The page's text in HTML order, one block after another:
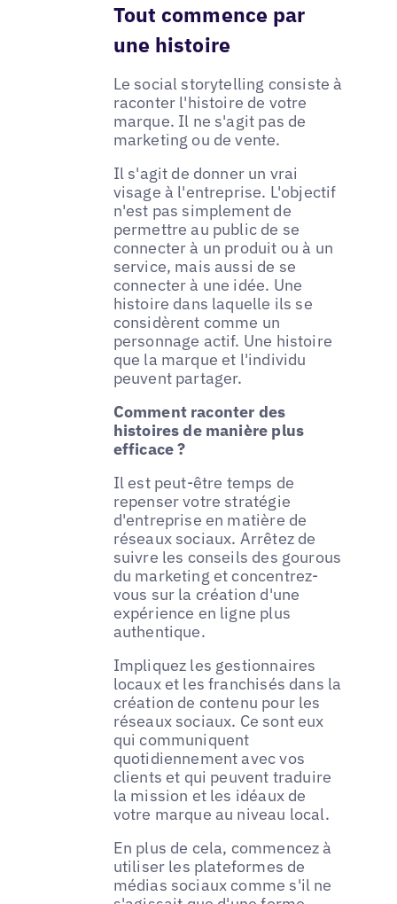
Tout commence par
une histoire
Le social storytelling consiste à
raconter l'histoire de votre
marque. Il ne s'agit pas de
marketing ou de vente.
Il s'agit de donner un vrai
visage à l'entreprise. L'objectif
n'est pas simplement de
permettre au public de se
connecter à un produit ou à un
service, mais aussi de se
connecter à une idée. Une
histoire dans laquelle ils se
considèrent comme un
personnage actif. Une histoire
que la marque et l'individu
peuvent partager.
Comment raconter des
histoires de manière plus
efficace ?
Il est peut-être temps de
repenser votre stratégie
d'entreprise en matière de
réseaux sociaux. Arrêtez de
suivre les conseils des gourous
du marketing et concentrez-
vous sur la création d'une
expérience en ligne plus
authentique.
Impliquez les gestionnaires
locaux et les franchisés dans la
création de contenu pour les
réseaux sociaux. Ce sont eux
qui communiquent
quotidiennement avec vos
clients et qui peuvent traduire
la mission et les idéaux de
votre marque au niveau local.
En plus de cela, commencez à
utiliser les plateformes de
médias sociaux comme s'il ne